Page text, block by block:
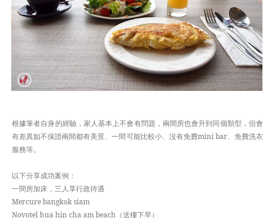
根據筆者自身的經驗，家人基本上不會有問題，兩間房也會升到同個類型，但會
有差異如不保證兩間都有美景、一間可能比較小、沒有免費mini bar、免費洗衣
服務等。
以下分享成功案例：
一間房加床，三人享行政待遇
Mercure bangkok siam
Novotel hua hin cha am beach（送樓下早）